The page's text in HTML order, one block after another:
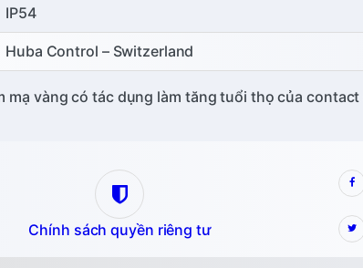
IP54
Huba Control – Switzerland
vàng có tác dụng làm tăng tuổi thọ của
Chính sách quyền riêng tư